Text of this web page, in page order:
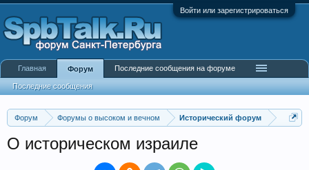
Войти или зарегистрироваться
Форум Форумы о высоком и вечном Исторический форум
О историческом израиле
Главная Форум
Последние сообщения
Последние сообщения на форуме